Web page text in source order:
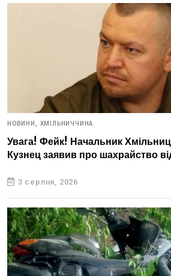
НОВИНИ, ХМІЛЬНИЧЧИНА
Увага! Фейк! Начальник
Кузнец заявив про шахрайство
3 серпня, 2026